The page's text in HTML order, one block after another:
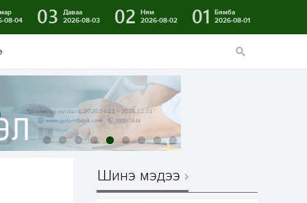
08-04
03
Даваа
2026-08-03
02
Ням
2026-08-02
01
Бямба
2026-08-01
Шинэ мэдээ